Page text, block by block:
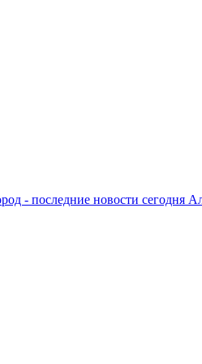
- последние новости сегодня